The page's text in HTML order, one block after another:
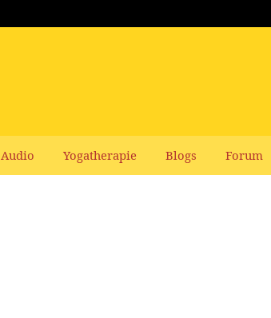
Audio Yogatherapie Blogs Forum